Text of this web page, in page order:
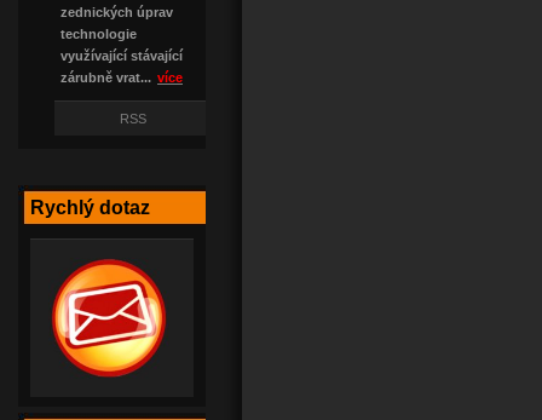
zednických úprav
technologie
využívající stávající
zárubně vrat... více
RSS
Rychlý dotaz